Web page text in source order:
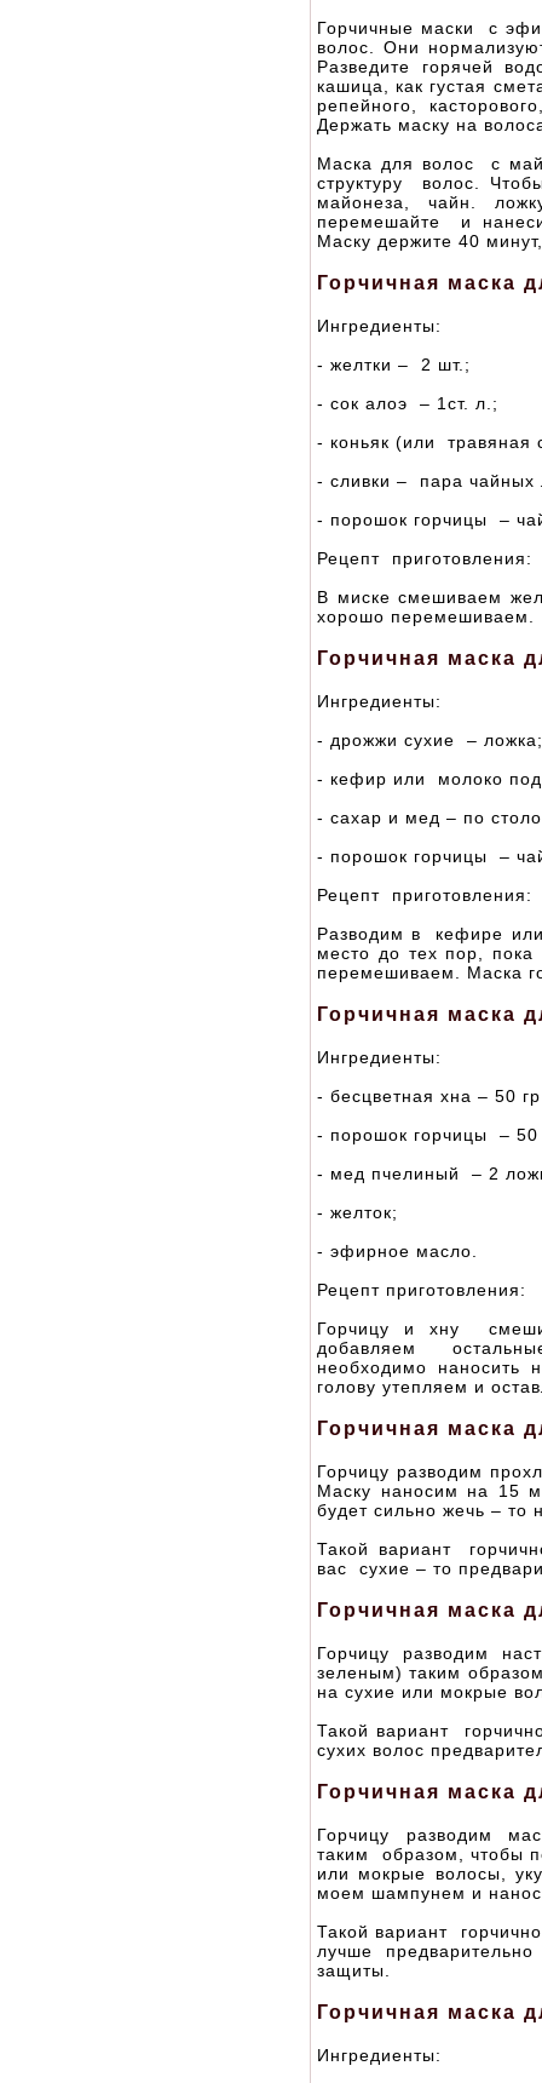
Горчичные маски с
волос. Они
Разведите горячей
кашица, как густая
репейного,
Держать маску на
Маска для волос с
структуру волос.
майонеза, чайн.
перемешайте и
Маску держите 40
Горчичная маска
Ингредиенты:
- желтки – 2 шт.;
- сок алоэ – 1ст. л.;
- коньяк (или травяная
- сливки – пара чайных
- порошок горчицы –
Рецепт приготовления:
В миске смешиваем
хорошо перемешиваем.
Горчичная маска
Ингредиенты:
- дрожжи сухие – ложка;
- кефир или молоко
- сахар и мед – по
- порошок горчицы –
Рецепт приготовления:
Разводим в кефире
место до тех пор,
перемешиваем. Маска
Горчичная маска
Ингредиенты:
- бесцветная хна – 50
- порошок горчицы – 50
- мед пчелиный – 2
- желток;
- эфирное масло.
Рецепт приготовления:
Горчицу и хну
добавляем
необходимо наносить
голову утепляем и
Горчичная маска
Горчицу разводим
Маску наносим на 15
будет сильно жечь – то
Такой вариант
вас сухие – то
Горчичная маска
Горчицу разводим
зеленым) таким
на сухие или мокрые
Такой вариант
сухих волос
Горчичная маска
Горчицу разводим
таким образом, чтобы
или мокрые волосы,
моем шампунем и
Такой вариант
лучше
защиты.
Горчичная маска
Ингредиенты: